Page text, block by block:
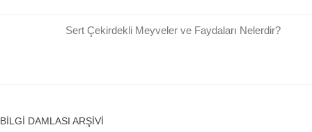
Sert Çekirdekli Meyveler ve Faydaları Nelerdir?
BILGI DAMLASI ARŞIVI